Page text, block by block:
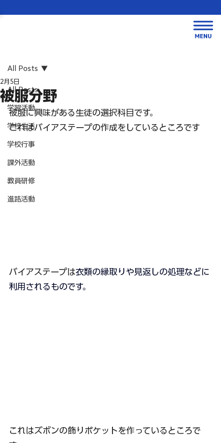
All Posts
学習活動
学校生活
学校行事
課外活動
教員研修
進路活動
All Posts
被服分野
2月5日
被服に興味がある生徒の選択科目です。
これはバイアステープの作成をしているところです
バイアステープは衣類の縁取りや見返しの処理などに
利用されるものです。
これはズボンの飾りポケットを作っているところで